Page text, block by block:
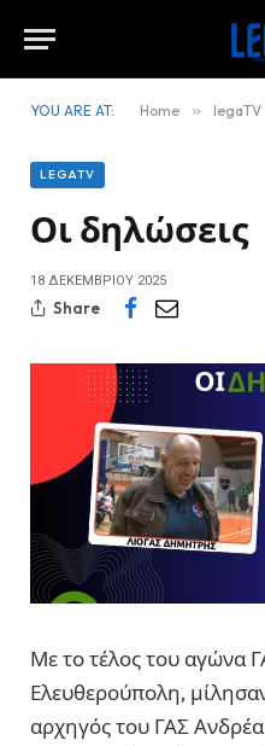
YOU ARE AT: Home » legaTV
LEGATV
Οι δηλώσεις
18 ΔΕΚΕΜΒΡΊΟΥ 2025
Share
Με το τέλος του αγώνα
Ελευθερούπολη,
αρχηγός του ΓΑΣ